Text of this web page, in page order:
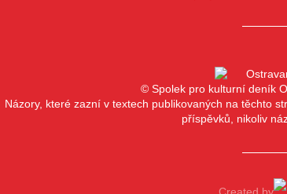
© Spolek pro kulturní deník
Názory, které zazní v textech publikovaných na těchto
příspěvků, nikoliv